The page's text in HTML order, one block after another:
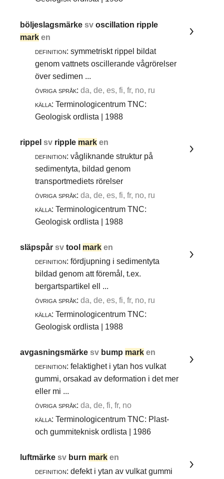
böljeslagsmärkesvoscillation ripple
mark en
definition: symmetriskt rippel bildat
genom vattnets oscillerande vågrörelser
över sedimen ...
övriga språk: da, de, es, fi, fr, no, ru
källa: Terminologicentrum TNC:
Geologisk ordlista | 1988
rippelsv ripple mark en
definition: vågliknande struktur på
sedimentyta, bildad genom
transportmediets rörelser
övriga språk: da, de, es, fi, fr, no, ru
källa: Terminologicentrum TNC:
Geologisk ordlista | 1988
släpspårsvtool mark en
definition: fördjupning i sedimentyta
bildad genom att föremål, t.ex.
bergartspartikel ell ...
övriga språk: da, de, es, fi, fr, no, ru
källa: Terminologicentrum TNC:
Geologisk ordlista | 1988
avgasningsmärkesv bump mark en
definition: felaktighet i ytan hos vulkat
gummi, orsakad av deformation i det mer
eller mi ...
övriga språk: da, de, fi, fr, no
källa: Terminologicentrum TNC: Plast-
och gummiteknisk ordlista | 1986
luftmärkesv burn mark en
definition: defekt i ytan av vulkat gummi